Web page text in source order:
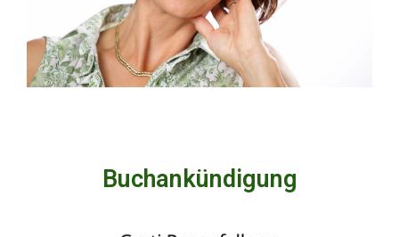
Buchankündigung